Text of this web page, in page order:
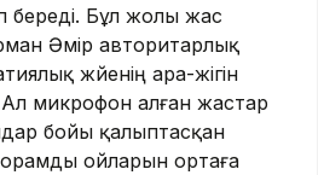
береді. Бұл жолы жас
Әмір авторитарлық
жүйенің ара-жігін
микрофон алған жастар
бойы қалыптасқан
ойларын ортаға